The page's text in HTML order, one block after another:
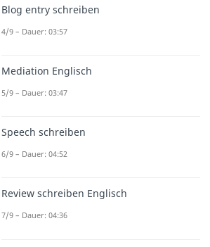
Blog entry schreiben
4/9 – Dauer: 03:57
Mediation Englisch
5/9 – Dauer: 03:47
Speech schreiben
6/9 – Dauer: 04:52
Review schreiben Englisch
7/9 – Dauer: 04:36